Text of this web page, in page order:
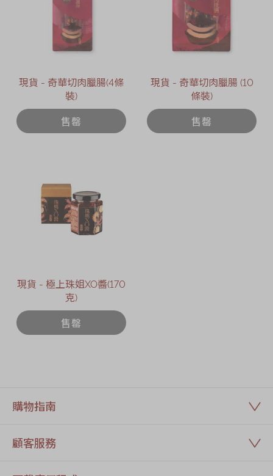
現貨 - 奇華切肉臘腸(4條
裝)
售罄
現貨 - 奇華切肉臘腸 (10
條裝)
售罄
現貨 - 極上珠姐XO醬(170
克)
售罄
購物指南
顧客服務